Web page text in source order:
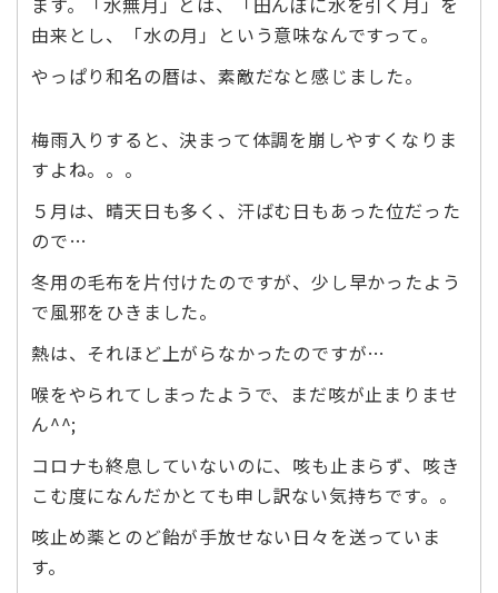
由来とし、「水の月」という意味なんですって。
やっぱり和名の暦は、素敵だなと感じました。
梅雨入りすると、決まって体調を崩しやすくなりま
すよね。。。
５月は、晴天日も多く、汗ばむ日もあった位だった
ので…
冬用の毛布を片付けたのですが、少し早かったよう
で風邪をひきました。
熱は、それほど上がらなかったのですが…
喉をやられてしまったようで、まだ咳が止まりませ
ん^^;
コロナも終息していないのに、咳も止まらず、咳き
こむ度になんだかとても申し訳ない気持ちです。。
咳止め薬とのど飴が手放せない日々を送っていま
す。